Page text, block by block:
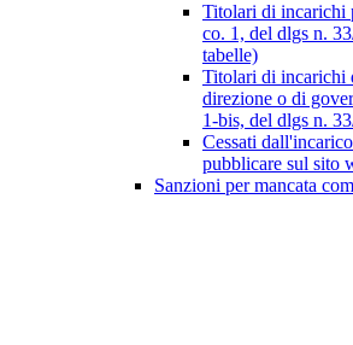
Titolari di incarichi
co. 1, del dlgs n.
tabelle)
Titolari di incarichi
direzione o di
1-bis, del dlgs n.
Cessati
pubblicare sul sito
Sanzioni per mancata